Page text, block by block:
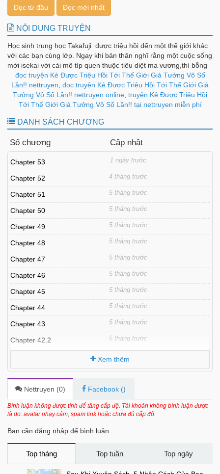
Đọc từ đầu Đọc mới nhất
NỘI DUNG TRUYỆN
Học sinh trung học Takafuji được triệu hồi đến một thế giới khác
với các bạn cùng lớp. Ngay khi bản thân nghĩ rằng một cuộc sống
mới isekai với cái mô típ quen thuộc tiêu diệt ma vương,thì bỗng
cái BÙM,một vòng tròn ma thuật xuất hiện dưới chân Prairie !?
ngoại trừ hắn là người duy nhất được triệu hồi đến một thế giới
thứ hai.rồi sau đó thế méo nào lại tiếp tục được triệu hồi, và lại
một lần nữa. v.v. Sau nhiều lần triệu hồi, thứ còn lại trong tay
nhất tại fanpage Hikki Team
đọc truyện Kẻ Được Triệu Hồi Tới Thế Giới Giả Tưởng Vô Số
Lần!! nettruyen đọc truyện Kẻ Được Triệu Hồi Tới Thế Giới Giả
Tưởng Vô Số Lần!! nettruyen online truyện Kẻ Được Triệu Hồi
Tới Thế Giới Giả Tưởng Vô Số Lần!! tại nettruyen miễn phí
DANH SÁCH CHƯƠNG
Số chương Cập nhật
Chapter 53 1 ngày trước
Chapter 52 4 tháng trước
Chapter 51 5 tháng trước
Chapter 50 5 tháng trước
Chapter 49 5 tháng trước
Chapter 48 5 tháng trước
Chapter 47 5 tháng trước
Chapter 46 5 tháng trước
Chapter 45 5 tháng trước
Chapter 44 5 tháng trước
Chapter 43 5 tháng trước
Chapter 42.2 5 tháng trước
Chapter 41 5 tháng trước
Chapter 40 5 tháng trước
Chapter 39 5 tháng trước
5 tháng trước
Chapter 36 5 tháng trước
Chapter 35
Xem thêm
Nettruyen (0) Facebook ()
Bình luận không được tính để tăng cấp độ. Tài khoản không bình luận được
là do: avatar nhạy cảm, spam link hoặc chưa đủ cấp độ.
Bạn cần đăng nhập để bình luận
Top tháng Top tuần Top ngày